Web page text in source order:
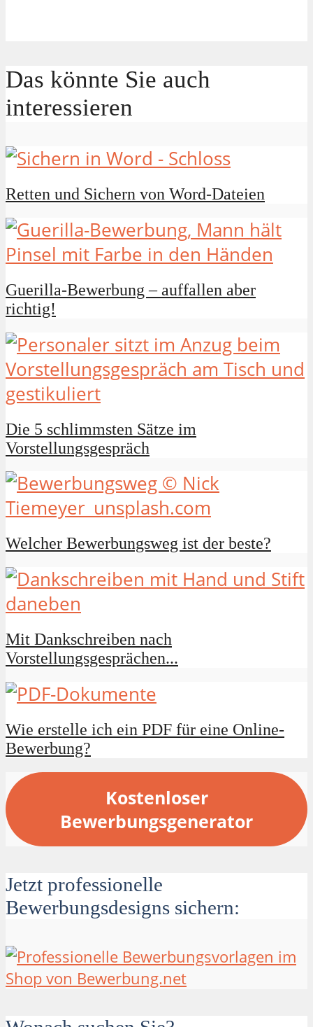
Das könnte Sie auch
interessieren
Retten und Sichern von Word-Dateien
Guerilla-Bewerbung – auffallen aber
richtig!
Die 5 schlimmsten Sätze im
Vorstellungsgespräch
Welcher Bewerbungsweg ist der beste?
Mit Dankschreiben nach
Vorstellungsgesprächen...
Wie erstelle ich ein PDF für eine Online-
Bewerbung?
Kostenloser
Bewerbungsgenerator
Jetzt professionelle
Bewerbungsdesigns sichern: